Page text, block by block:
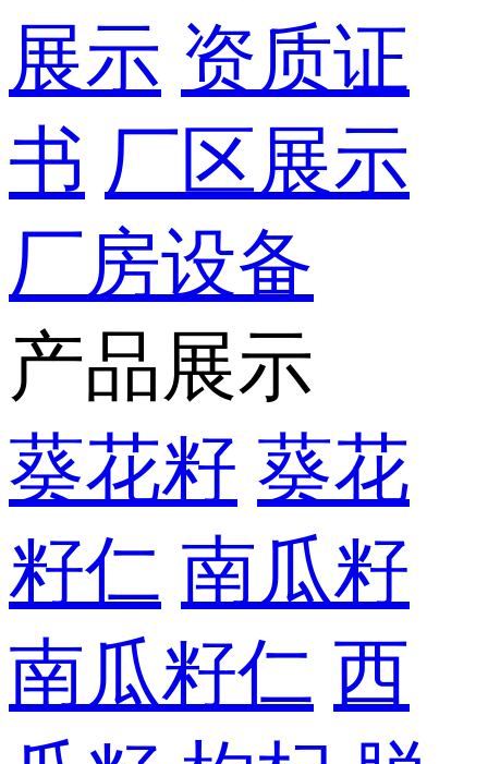
展示 资质证
书 厂区展示
厂房设备
产品展示
葵花籽 葵花
籽仁 南瓜籽
南瓜籽仁 西